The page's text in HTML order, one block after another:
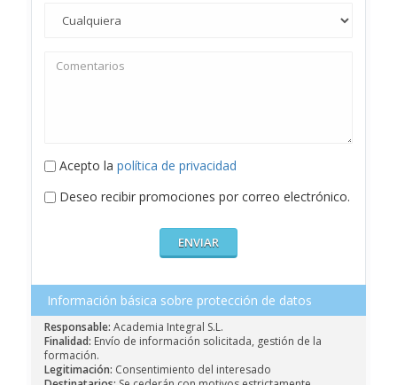
Acepto la política de privacidad
Deseo recibir promociones por correo electrónico.
Información básica sobre protección de datos
Responsable: Academia Integral S.L.
Finalidad: Envío de información solicitada, gestión de la
formación.
Legitimación: Consentimiento del interesado